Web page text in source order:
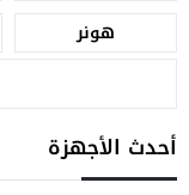
هونر
أحدث الأجهزة